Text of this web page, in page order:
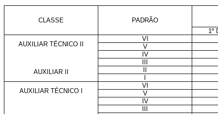
CLASSE
PADRÃO
1º
AUXILIAR TÉCNICO II
AUXILIAR II
VI
V
IV
AUXILIAR TÉCNICO I
VI
V
IV